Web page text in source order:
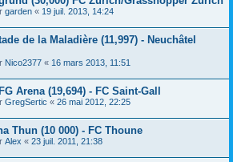
garden « 19 juil. 2013, 14:24
de la Maladière (11,997) - Neuchâtel
Nico2377 « 16 mars 2013, 11:51
Arena (19,694) - FC Saint-Gall
GregSertic « 26 mai 2012, 22:25
Thun (10 000) - FC Thoune
Alex « 23 juil. 2011, 21:38